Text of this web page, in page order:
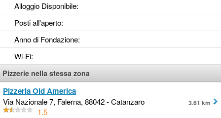
Alloggio Disponibile:
Posti all'aperto:
Anno di Fondazione:
Wi-Fi:
Pizzerie nella stessa zona
Pizzeria Old America
Via Nazionale 7, Falerna, 88042 - Catanzaro
1.5
3.61 km